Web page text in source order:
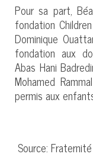
Pour sa part,
fondation
Dominique
fondation aux
Abas Hani
Mohamed
permis aux
Source: